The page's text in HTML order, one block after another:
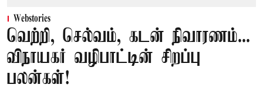
Webstories
வெற்றி, செல்வம், கடன் நிவாரணம்...
விநாயகர் வழிபாட்டின் சிறப்பு
பலன்கள்!